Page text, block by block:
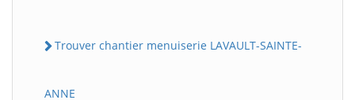
Trouver chantier menuiserie LAVAULT-SAINTE-
ANNE